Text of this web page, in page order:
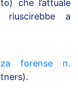
che l’attuale
riuscirebbe a
forense n.